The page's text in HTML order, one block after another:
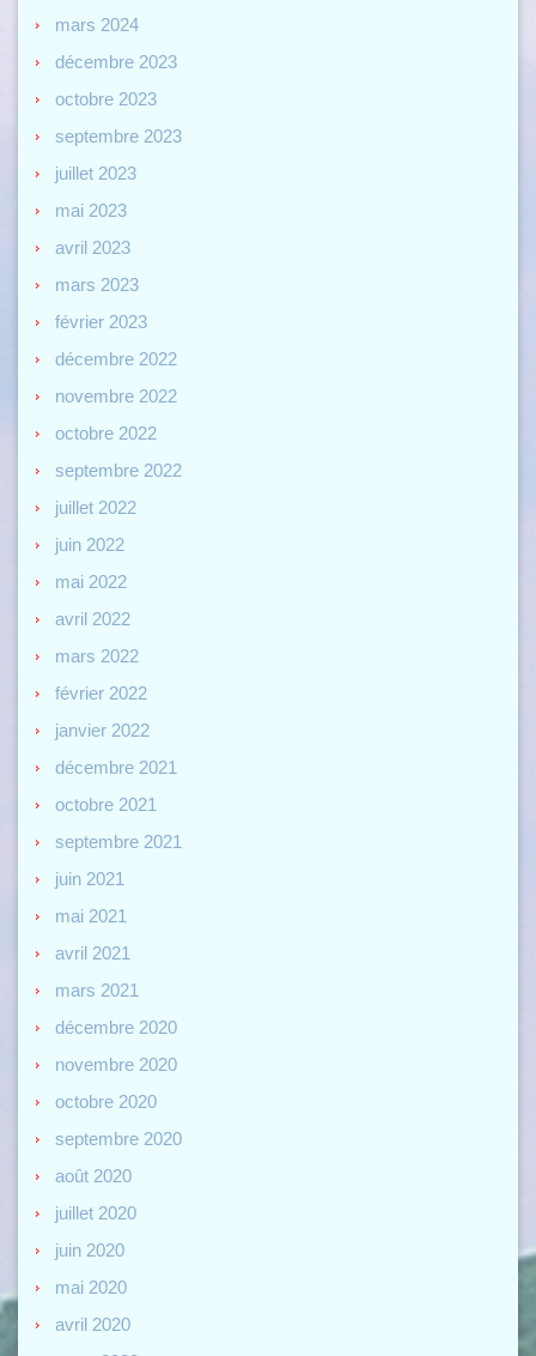
mars 2024
décembre 2023
octobre 2023
septembre 2023
juillet 2023
mai 2023
avril 2023
mars 2023
février 2023
décembre 2022
novembre 2022
octobre 2022
septembre 2022
juillet 2022
juin 2022
mai 2022
avril 2022
mars 2022
février 2022
janvier 2022
décembre 2021
octobre 2021
septembre 2021
juin 2021
mai 2021
avril 2021
mars 2021
décembre 2020
novembre 2020
octobre 2020
septembre 2020
août 2020
juillet 2020
juin 2020
mai 2020
avril 2020